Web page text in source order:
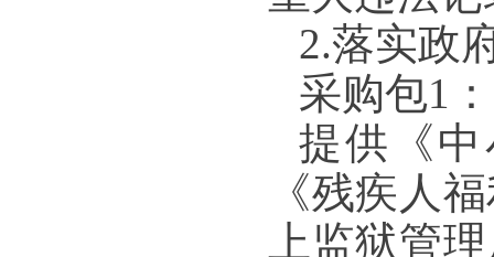
2.落实政
采购包1：
提供《
《残疾人
上监狱管